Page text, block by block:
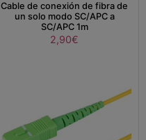
Cable de conexión de fibra de
un solo modo SC/APC a
SC/APC 1m
2,90€